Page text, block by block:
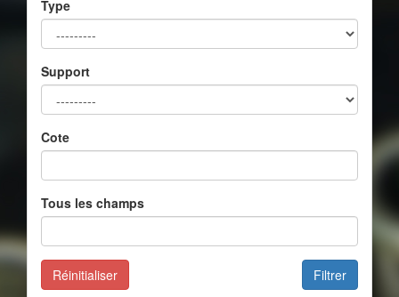
Type
Support
Cote
Tous les champs
Filtrer
Réinitialiser